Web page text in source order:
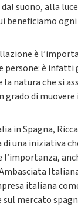
suono, alla
beneficiamo
è
è infatti
la natura che si
grado di
in Spagna,
una iniziativa
l’importanza,
italiana
sul mercato